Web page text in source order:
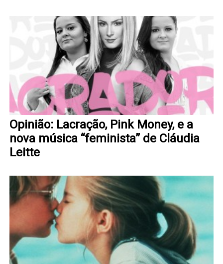
Opinião: Lacração, Pink Money, e a
nova música “feminista” de Cláudia
Leitte